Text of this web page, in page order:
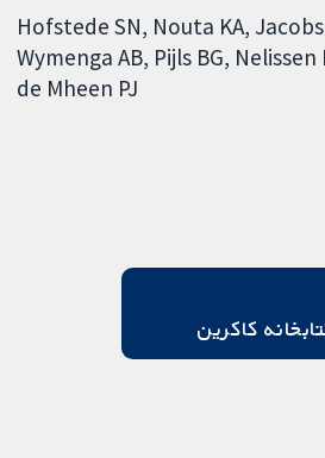
Hofstede SN Nouta KA
Wymenga AB Pijls BG Nelissen
de Mheen PJ
کاکرین